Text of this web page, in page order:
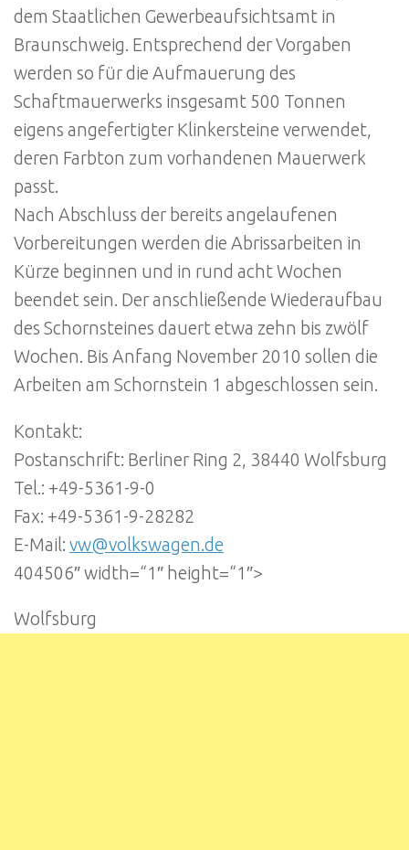
dem Staatlichen Gewerbeaufsichtsamt in
Braunschweig. Entsprechend der Vorgaben
werden so für die Aufmauerung des
Schaftmauerwerks insgesamt 500 Tonnen
eigens angefertigter Klinkersteine verwendet,
deren Farbton zum vorhandenen Mauerwerk
passt.
Nach Abschluss der bereits angelaufenen
Vorbereitungen werden die Abrissarbeiten in
Kürze beginnen und in rund acht Wochen
beendet sein. Der anschließende Wiederaufbau
des Schornsteines dauert etwa zehn bis zwölf
Wochen. Bis Anfang November 2010 sollen die
Arbeiten am Schornstein 1 abgeschlossen sein.
Kontakt:
Postanschrift: Berliner Ring 2, 38440 Wolfsburg
Tel.: +49-5361-9-0
Fax: +49-5361-9-28282
E-Mail: vw@volkswagen.de
404506″ width=“1″ height=“1″>
Wolfsburg